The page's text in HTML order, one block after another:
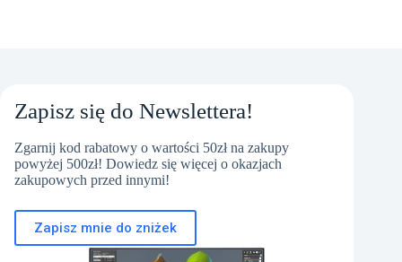
Zapisz się do Newslettera!
Zgarnij kod rabatowy o wartości 50zł na zakupy
powyżej 500zł! Dowiedz się więcej o okazjach
zakupowych przed innymi!
Zapisz mnie do zniżek